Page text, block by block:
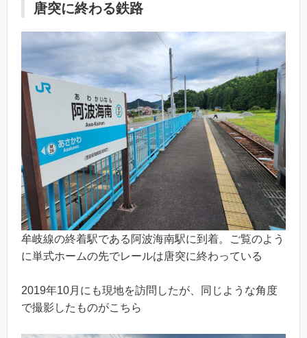
唐突に終わる鉄路
牟岐線の終着駅である阿波海南駅に到着。ご覧のよう
に単式ホームの先でレールは唐突に終わっている
2019年10月にも現地を訪問したが、同じような角度
で撮影したものがこちら